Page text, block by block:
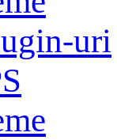
uri